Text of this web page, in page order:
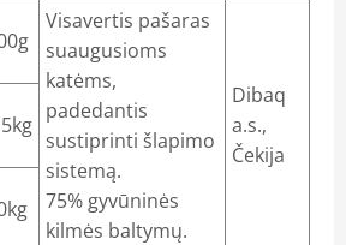
Visavertis pašaras
suaugusioms
katėms,
padedantis
sustiprinti šlapimo
sistemą.
75% gyvūninės
kilmės baltymų.
Dibaq
a.s.,
Čekija